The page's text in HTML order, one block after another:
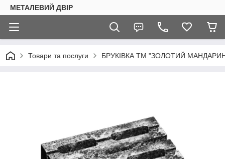
МЕТАЛЕВИЙ ДВІР
Товари та послуги БРУКІВКА ТМ "ЗОЛОТИЙ